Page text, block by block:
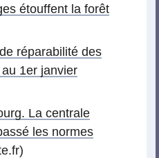
étouffent la forêt
réparabilité des
1er janvier
La centrale
les normes